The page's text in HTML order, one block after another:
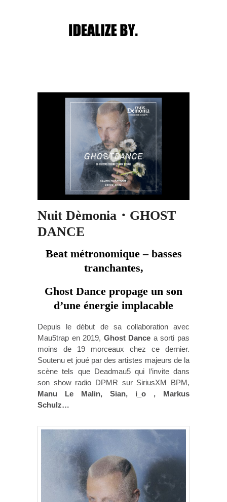
Post navigation
Nuit Dèmonia・GHOST
DANCE
Beat métronomique – basses
tranchantes,
Ghost Dance propage un son
d’une énergie implacable
Depuis le début de sa collaboration avec
Mau5trap en 2019, Ghost Dance a sorti pas
moins de 19 morceaux chez ce dernier.
Soutenu et joué par des artistes majeurs de la
scène tels que Deadmau5 qui l’invite dans
son show radio DPMR sur SiriusXM BPM,
Manu Le Malin, Sian, i_o , Markus
Schulz…